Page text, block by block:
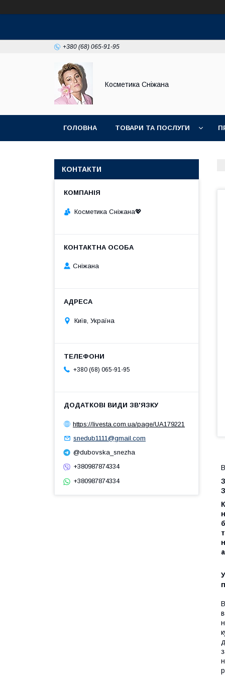
+380 (68) 065-91-95
Косметика Сніжана
ГОЛОВНА ТОВАРИ ТА ПОСЛУГИ
КОНТАКТИ
Косметика Сніжана💖
Сніжана
Київ, Україна
+380 (68) 065-91-95
https://livesta.com.ua/page/UA179221
snedub1111@gmail.com
@dubovska_snezha
+380987874334
+380987874334